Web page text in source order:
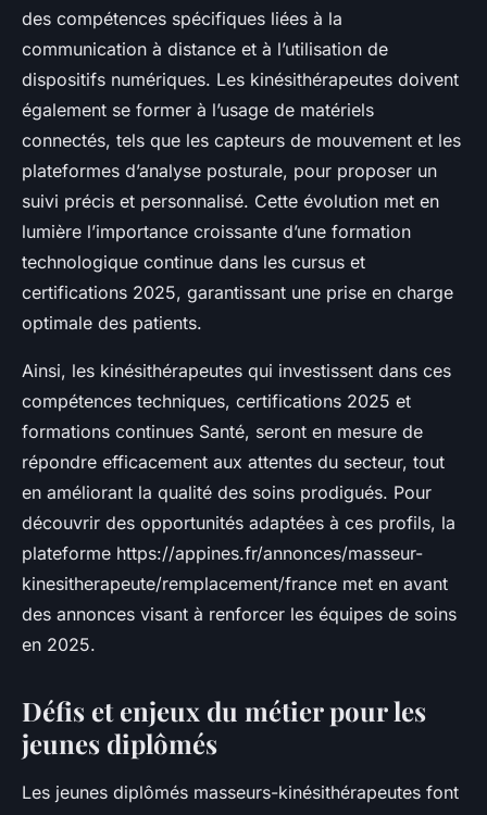
des compétences spécifiques liées à la
communication à distance et à l’utilisation de
dispositifs numériques. Les kinésithérapeutes doivent
également se former à l’usage de matériels
connectés, tels que les capteurs de mouvement et les
plateformes d’analyse posturale, pour proposer un
suivi précis et personnalisé. Cette évolution met en
lumière l’importance croissante d’une formation
technologique continue dans les cursus et
certifications 2025, garantissant une prise en charge
optimale des patients.
Ainsi, les kinésithérapeutes qui investissent dans ces
compétences techniques, certifications 2025 et
formations continues Santé, seront en mesure de
répondre efficacement aux attentes du secteur, tout
en améliorant la qualité des soins prodigués. Pour
découvrir des opportunités adaptées à ces profils, la
plateforme https://appines.fr/annonces/masseur-
kinesitherapeute/remplacement/france met en avant
des annonces visant à renforcer les équipes de soins
en 2025.
Défis et enjeux du métier pour les
jeunes diplômés
Les jeunes diplômés masseurs-kinésithérapeutes font